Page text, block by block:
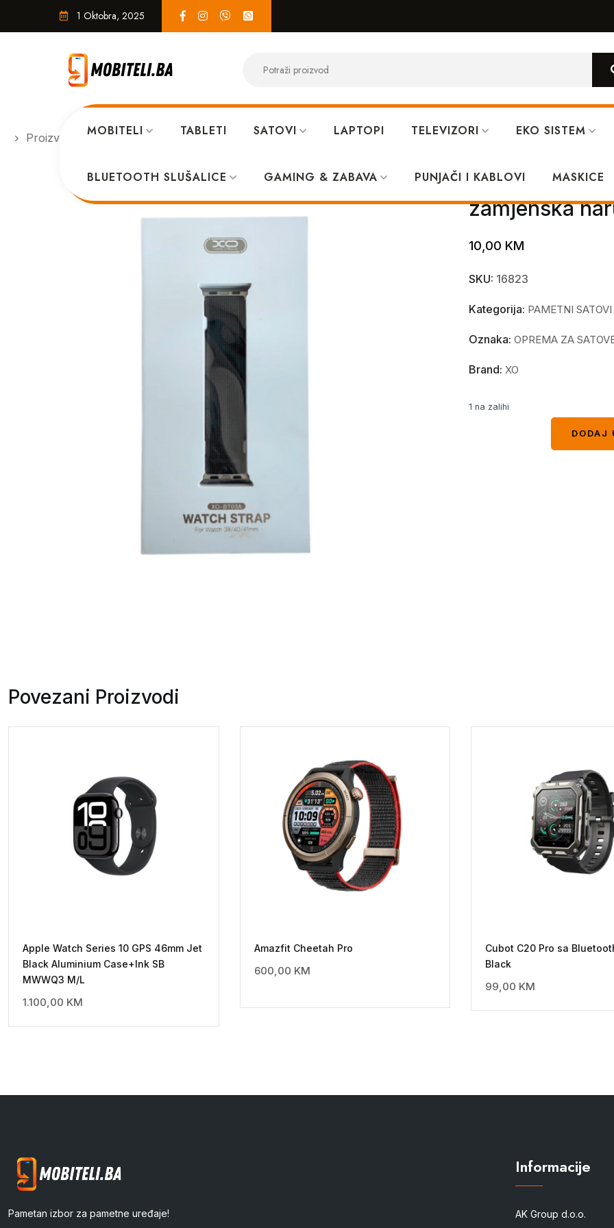
1 Oktobra, 2025
MOBITELI TABLETI SATOVI LAPTOPI TELEVIZORI EKO SISTEM
BLUETOOTH SLUŠALICE GAMING & ZABAVA PUNJAČI I KABLOVI MASKICE
Proizvodi PAMETNI SATOVI XO BT03A 38/40/41 mm Black+Gray – zamjenska narukvica
XO BT03A
zamjenska
10,00 KM
SKU: 16823
Kategorija: PAMETNI SATOVI
Oznaka: OPREMA ZA
Brand: XO
1 na zalihi
DODAJ
Povezani Proizvodi
Apple Watch Series 10 GPS 46mm Jet
Black Aluminium Case+Ink SB
MWWQ3 M/L
1.100,00 KM
Amazfit Cheetah Pro
600,00 KM
Cubot C20 Pro sa
Black
99,00 KM
Pametan izbor za pametne uređaje!
Informacije
AK Group d.o.o.